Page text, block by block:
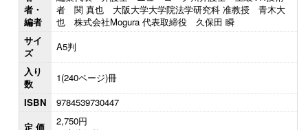
者・
編者
者 関 真也 大阪大学大学院法学研究科 准教授 青木大
也 株式会社Mogura 代表取締役 久保田 瞬
サイ
ズ
A5判
入り
数
1(240ページ)冊
ISBN
9784539730447
定 価
2,750円